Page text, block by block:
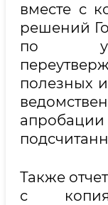
вместе с
решений
по
полезных
Также
с